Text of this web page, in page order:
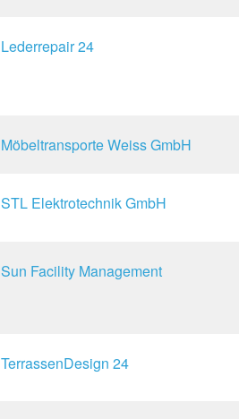
Lederrepair 24
Möbeltransporte Weiss GmbH
STL Elektrotechnik GmbH
Sun Facility Management
TerrassenDesign 24